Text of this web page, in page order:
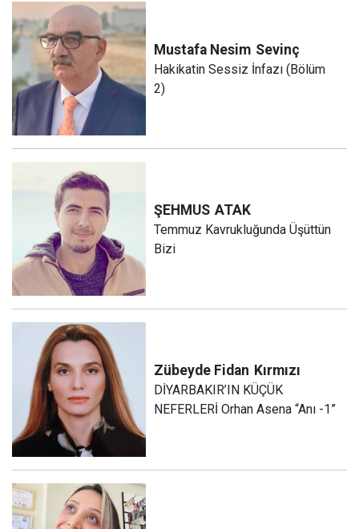
Mustafa Nesim Sevinç
Hakikatin Sessiz İnfazı (Bölüm
2)
ŞEHMUS ATAK
Temmuz Kavrukluğunda Üşüttün
Bizi
Zübeyde Fidan Kırmızı
DİYARBAKIR’IN KÜÇÜK
NEFERLERİ Orhan Asena “Anı -1”